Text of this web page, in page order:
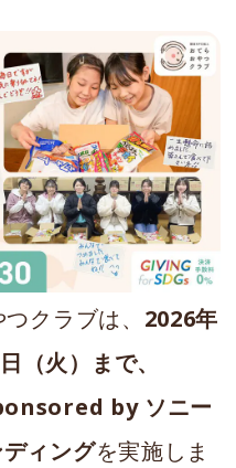
クラブは、 2026年
（火）まで、
by ソニー
ィングを実施しま